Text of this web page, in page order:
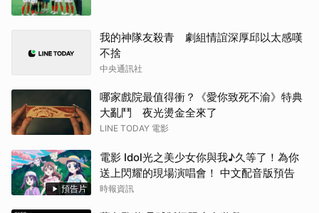
我的神隊友殺青 劇組情誼深厚邱以太感嘆
不捨
中央通訊社
哪家戲院最值得衝？《愛你致死不渝》特典
大亂鬥 夜光燙金全來了
LINE TODAY 電影
預告片
電影 Idol光之美少女你與我♪久等了！為你
送上閃耀的現場演唱會！ 中文配音版預告
時報資訊